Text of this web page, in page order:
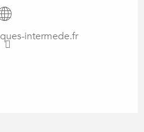
intermede.fr